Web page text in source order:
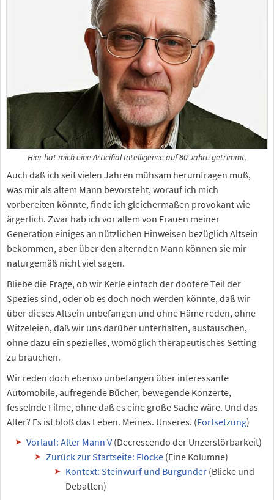
Hier hat mich eine Articifial Intelligence auf 80 Jahre getrimmt.
Auch daß ich seit vielen Jahren mühsam herumfragen muß,
was mir als altem Mann bevorsteht, worauf ich mich
vorbereiten könnte, finde ich gleichermaßen provokant wie
ärgerlich. Zwar hab ich vor allem von Frauen meiner
Generation einiges an nützlichen Hinweisen bezüglich Altsein
bekommen, aber über den alternden Mann können sie mir
naturgemäß nicht viel sagen.
Bliebe die Frage, ob wir Kerle einfach der doofere Teil der
Spezies sind, oder ob es doch noch werden könnte, daß wir
über dieses Altsein unbefangen und ohne Häme reden, ohne
Witzeleien, daß wir uns darüber unterhalten, austauschen,
ohne dazu ein spezielles, womöglich therapeutisches Setting
zu brauchen.
Wir reden doch ebenso unbefangen über interessante
Automobile, aufregende Bücher, bewegende Konzerte,
fesselnde Filme, ohne daß es eine große Sache wäre. Und das
Alter? Es ist bloß das Leben. Meines. Unseres. (Fortsetzung)
Vorlauf: Alter Mann V (Decrescendo der Unzerstörbarkeit)
Zurück zur Startseite: Flocke (Eine Kolumne)
Kontext: Steinwurf und Burgunder (Blicke und
Debatten)